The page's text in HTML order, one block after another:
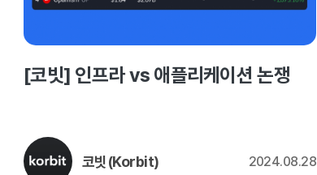
[코빗] 인프라 vs 애플리케이션 논쟁
코빗(Korbit) 2024.08.28